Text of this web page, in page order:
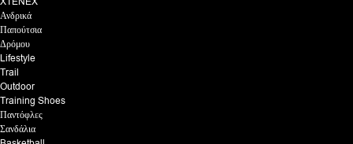
Ανδρικά
Παπούτσια
Δρόμου
Lifestyle
Trail
Outdoor
Training Shoes
Παντόφλες
Σανδάλια